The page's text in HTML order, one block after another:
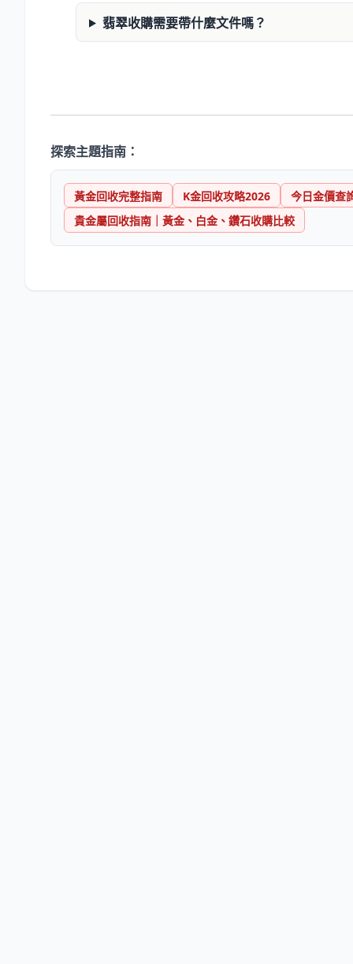
翡翠收購需要帶什麼文件嗎？
探索主題指南：
黃金回收完整指南 K金回收攻略2026
今日金價查
貴金屬回收指南｜黃金、白金、鑽石收購比較